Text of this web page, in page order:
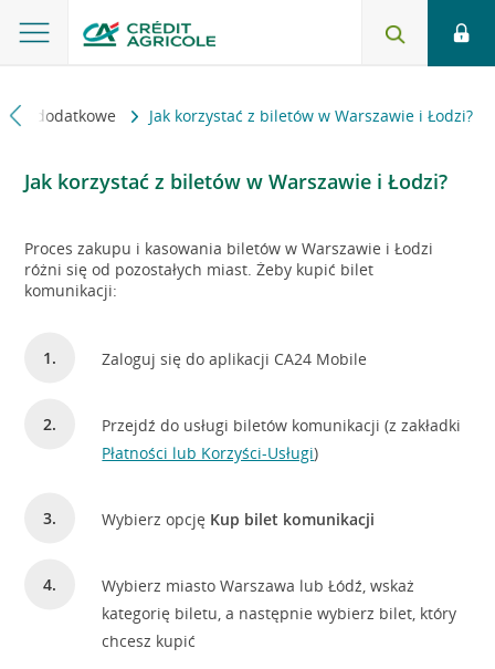
dodatkowe Jak korzystać z biletów w Warszawie i Łodzi?
Jak korzystać z biletów w Warszawie i Łodzi?
Proces zakupu i kasowania biletów w Warszawie i Łodzi
różni się od pozostałych miast. Żeby kupić bilet
komunikacji:
Zaloguj się do aplikacji CA24 Mobile
Przejdź do usługi biletów komunikacji (z zakładki
Płatności lub Korzyści-Usługi)
Wybierz opcję Kup bilet komunikacji
Wybierz miasto Warszawa lub Łódź, wskaż
kategorię biletu, a następnie wybierz bilet, który
chcesz kupić